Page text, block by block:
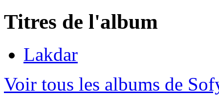
Titres de l'album
Lakdar
Voir tous les albums de